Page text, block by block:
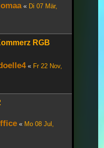
« Di 07 Mär,
RGB
« Fr 22 Nov,
« Mo 08 Jul,